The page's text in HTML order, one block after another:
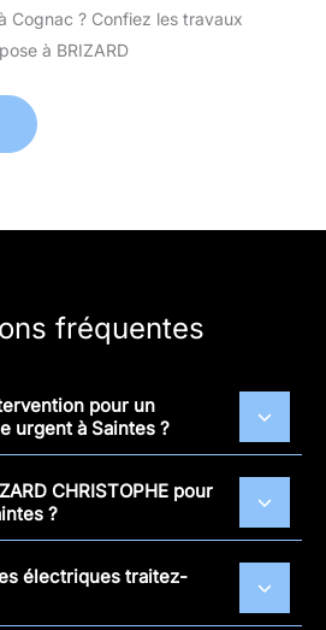
Cognac ? Confiez les travaux
à BRIZARD
fréquentes
pour un
urgent à Saintes ?
CHRISTOPHE pour
?
électriques traitez-